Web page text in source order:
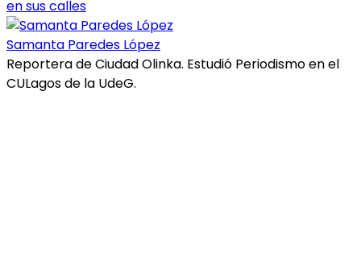
en sus calles
Samanta Paredes López
Reportera de Ciudad Olinka. Estudió Periodismo en el
CULagos de la UdeG.